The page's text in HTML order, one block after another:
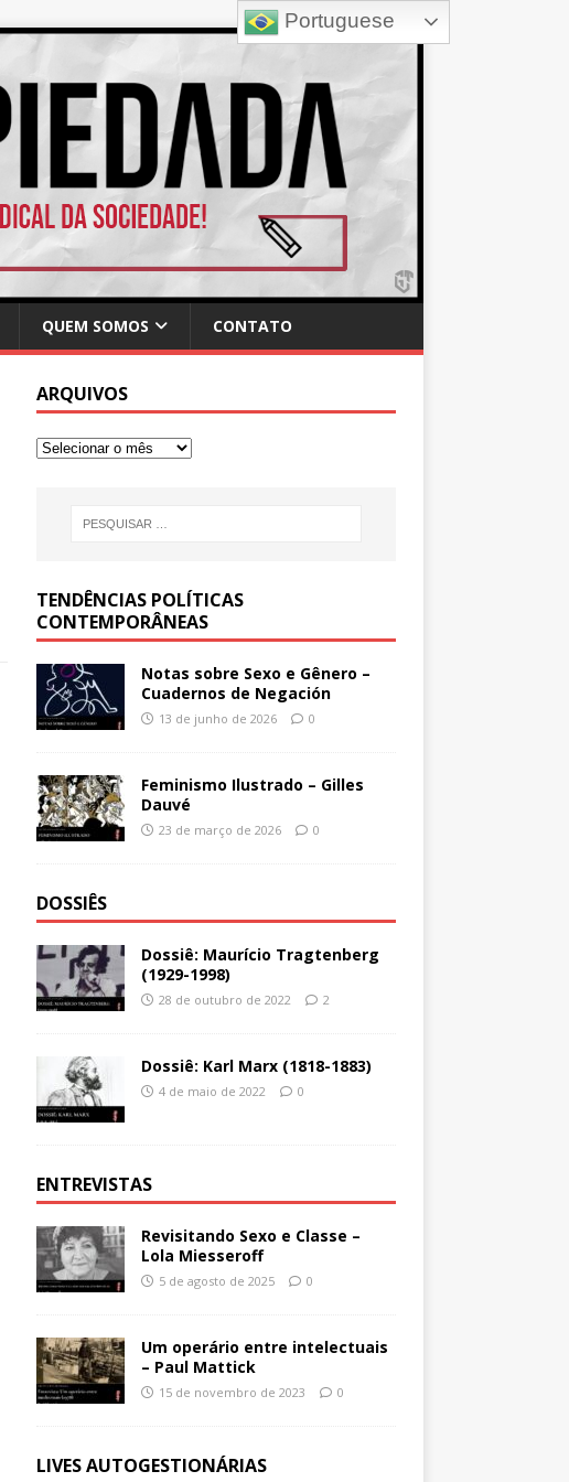
QUEM SOMOS CONTATO
ARQUIVOS
TENDÊNCIAS POLÍTICAS
CONTEMPORÂNEAS
Notas sobre Sexo e Gênero –
Cuadernos de Negación
13 de junho de 2026 0
Feminismo Ilustrado – Gilles
Dauvé
23 de março de 2026 0
DOSSIÊS
Dossiê: Maurício Tragtenberg
(1929-1998)
28 de outubro de 2022 2
Dossiê: Karl Marx (1818-1883)
4 de maio de 2022 0
ENTREVISTAS
Revisitando Sexo e Classe –
Lola Miesseroff
5 de agosto de 2025 0
Um operário entre intelectuais
– Paul Mattick
15 de novembro de 2023 0
LIVES AUTOGESTIONÁRIAS
Portuguese